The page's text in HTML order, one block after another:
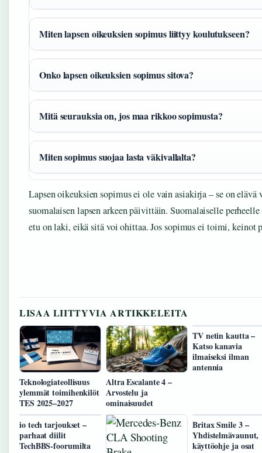
Miten lapsen oikeuksien sopimus liittyy koulutukseen?
Onko lapsen oikeuksien sopimus sitova?
Mitä seurauksia on, jos maa rikkoo sopimusta?
Miten sopimus suojaa lasta väkivallalta?
Lapsen oikeuksien sopimus ei ole vain asiakirja – se on
suomalaisen lapsen arkeen päivittäin. Suomalaiselle
etu on laki, eikä sitä voi ohittaa. Jos sopimus ei toimi, keinot
LISAA LIITTYVIA ARTIKKELEITA
Teknologiateollisuus
ylemmät toimihenkilöt
TES 2025–2027
Altra Escalante 4 –
Arvostelu ja
ominaisuudet
TV netin kautta –
Katso kanavia
ilmaiseksi ilman
antennia
io tech tarjoukset –
parhaat diilit
TechBBS-foorumilta
Britax Smile 3 –
Yhdistelmävaunut,
käyttöohje ja osat